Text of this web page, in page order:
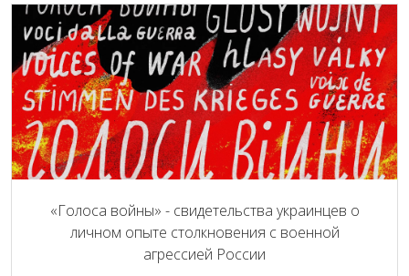
«Голоса войны» - свидетельства украинцев о
личном опыте столкновения с военной
агрессией России